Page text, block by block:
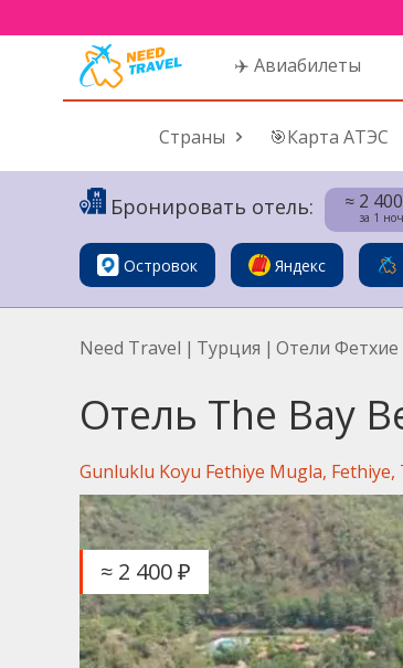
✈️ Авиабилеты
Страны 🎯Карта АТЭС
Бронировать отель: ≈ 2
за 1
Островок Яндекс
Need Travel | Турция | Отели Фетхие
Отель The Bay
Gunluklu Koyu Fethiye Mugla, Fethiye,
≈ 2 400 ₽